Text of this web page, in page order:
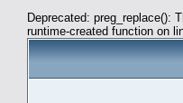
Deprecated: preg_replace():
runtime-created function on